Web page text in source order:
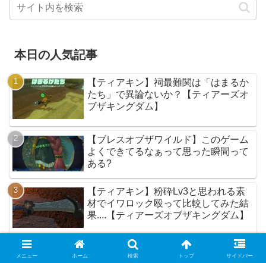
本日の人気記事
【ティアキン】祠最難関は「はまるか
たち」で異論ないか？【ティアーズオ
ブザキングダム】
【ブレスオブザワイルド】このゲーム
よくできてるなぁって思った瞬間って
ある?
【ティアキン】粉砕Lv3と思われる素
材でイワロック殴って比較してみた結
果....【ティアーズオブザキングダム】
シビレリザルフォスとかいう最強の雑
魚敵ｗｗｗ
メニュー ホーム 検索 トップ サイドバー